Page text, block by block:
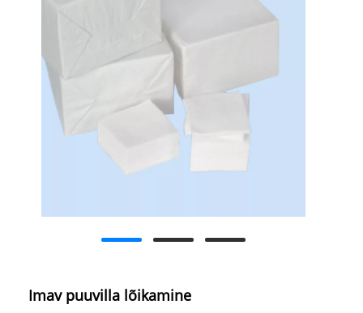
Imav puuvilla lõikamine